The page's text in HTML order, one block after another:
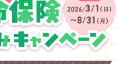
ード会員さま専用保険